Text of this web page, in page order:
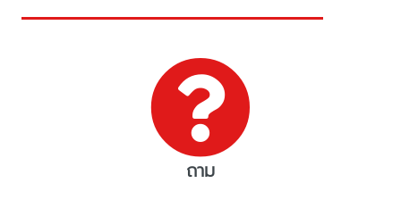
ถาม